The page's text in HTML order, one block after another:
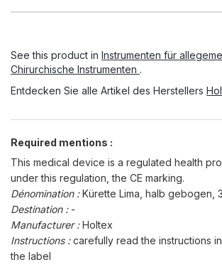
See this product in Instrumenten für
Chirurchische Instrumenten .
Entdecken Sie alle Artikel des Herstellers
Required mentions :
This medical device is a regulated health
under this regulation, the CE marking.
Dénomination :Kürette Lima, halb gebogen,
Destination : -
Manufacturer :Holtex
Instructions :carefully read the instructions
the label